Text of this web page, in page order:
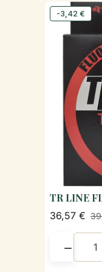
-3,42 €
TR LINE
36,57 €
